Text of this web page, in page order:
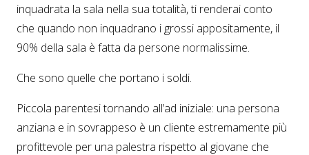
inquadrata la sala nella sua totalità, ti renderai conto
che quando non inquadrano i grossi appositamente, il
90% della sala è fatta da persone normalissime.
Che sono quelle che portano i soldi.
Piccola parentesi tornando all’ad iniziale: una persona
anziana e in sovrappeso è un cliente estremamente più
profittevole per una palestra rispetto al giovane che